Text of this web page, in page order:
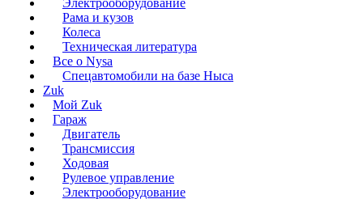
Электрооборудование
Рама и кузов
Колеса
Техническая литература
Все о Nysa
Спецавтомобили на базе Ныса
Zuk
Мой Zuk
Гараж
Двигатель
Трансмиссия
Ходовая
Рулевое управление
Электрооборудование